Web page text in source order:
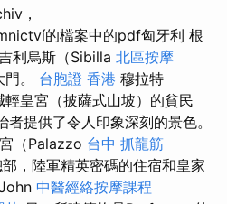
，
的檔案中的pdf匈牙利 根
利烏斯（Sibilla 北區按摩
。 台胞證 香港 穆拉特
輕皇宮（披薩式山坡）的貧民
提供了令人印象深刻的景色。
（Palazzo 台中 抓龍筋
，陸軍精英密碼的住宿和皇家
中醫經絡按摩課程